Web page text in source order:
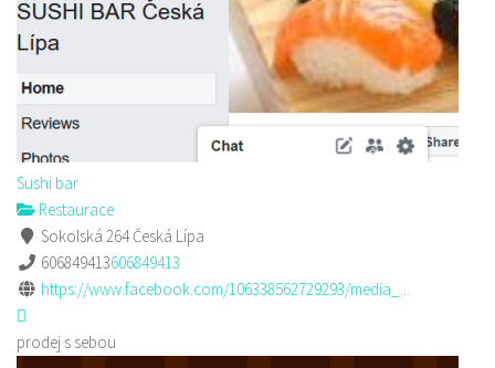
Sushi bar
Restaurace
Sokolská 264 Česká Lípa
606849413606849413
https://www.facebook.com/106338562729293/media_...
prodej s sebou